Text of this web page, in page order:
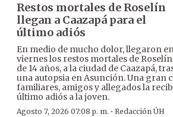
Restos mortales de Roselín
llegan a Caazapá para el
último adiós
En medio de mucho dolor, llegaron
viernes los restos mortales de
de 14 años, a la ciudad de Caazapá,
una autopsia en Asunción. Una gran
familiares, amigos y allegados la
último adiós a la joven.
Agosto 7, 2026 07:08 p. m. · Redacción ÚH